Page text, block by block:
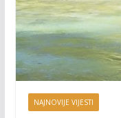
NAJNOVIJE VIJESTI